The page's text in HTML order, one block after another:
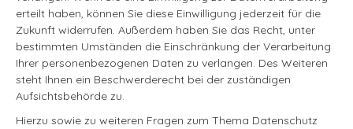
erteilt haben, können Sie diese Einwilligung jederzeit für die
Zukunft widerrufen. Außerdem haben Sie das Recht, unter
bestimmten Umständen die Einschränkung der Verarbeitung
Ihrer personenbezogenen Daten zu verlangen. Des Weiteren
steht Ihnen ein Beschwerderecht bei der zuständigen
Aufsichtsbehörde zu.
Hierzu sowie zu weiteren Fragen zum Thema Datenschutz